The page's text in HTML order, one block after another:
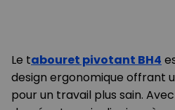
Le tabouret pivotant BH4
design ergonomique offrant
pour un travail plus sain.